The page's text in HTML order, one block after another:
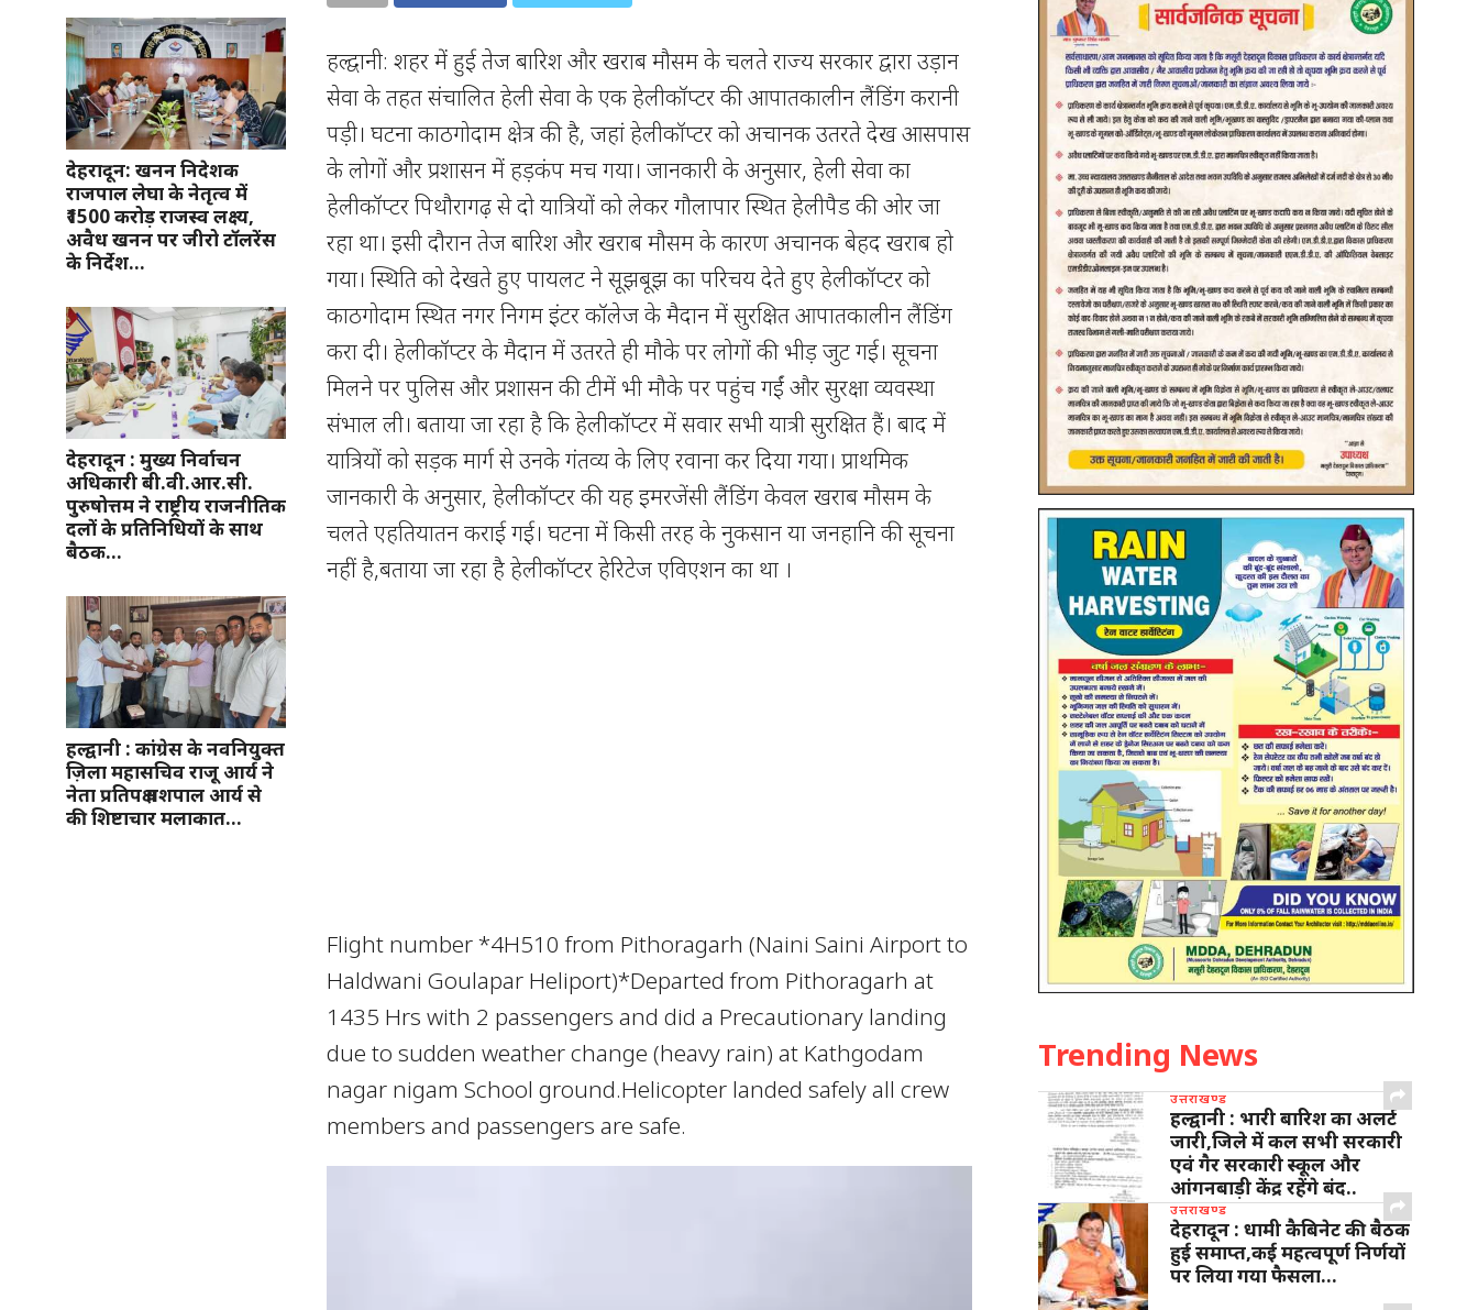
देहरादून: खनन निदेशक
राजपाल लेघा के नेतृत्व में
₹1500 करोड़ राजस्व लक्ष्य,
अवैध खनन पर जीरो टॉलरेंस
के निर्देश…
देहरादून : मुख्य निर्वाचन
अधिकारी बी.वी.आर.सी.
पुरुषोत्तम ने राष्ट्रीय राजनीतिक
दलों के प्रतिनिधियों के साथ
बैठक…
हल्द्वानी : कांग्रेस के नवनियुक्त
ज़िला महासचिव राजू आर्य ने
नेता प्रतिपक्ष यशपाल आर्य से
की शिष्टाचार मलाकात…
हल्द्वानी: शहर में हुई तेज बारिश और खराब मौसम के चलते राज्य सरकार द्वारा उड़ान
सेवा के तहत संचालित हेली सेवा के एक हेलीकॉप्टर की आपातकालीन लैंडिंग करानी
पड़ी। घटना काठगोदाम क्षेत्र की है, जहां हेलीकॉप्टर को अचानक उतरते देख आसपास
के लोगों और प्रशासन में हड़कंप मच गया। जानकारी के अनुसार, हेली सेवा का
हेलीकॉप्टर पिथौरागढ़ से दो यात्रियों को लेकर गौलापार स्थित हेलीपैड की ओर जा
रहा था। इसी दौरान तेज बारिश और खराब मौसम के कारण अचानक बेहद खराब हो
गया। स्थिति को देखते हुए पायलट ने सूझबूझ का परिचय देते हुए हेलीकॉप्टर को
काठगोदाम स्थित नगर निगम इंटर कॉलेज के मैदान में सुरक्षित आपातकालीन लैंडिंग
करा दी। हेलीकॉप्टर के मैदान में उतरते ही मौके पर लोगों की भीड़ जुट गई। सूचना
मिलने पर पुलिस और प्रशासन की टीमें भी मौके पर पहुंच गईं और सुरक्षा व्यवस्था
संभाल ली। बताया जा रहा है कि हेलीकॉप्टर में सवार सभी यात्री सुरक्षित हैं। बाद में
यात्रियों को सड़क मार्ग से उनके गंतव्य के लिए रवाना कर दिया गया। प्राथमिक
जानकारी के अनुसार, हेलीकॉप्टर की यह इमरजेंसी लैंडिंग केवल खराब मौसम के
चलते एहतियातन कराई गई। घटना में किसी तरह के नुकसान या जनहानि की सूचना
नहीं है,बताया जा रहा है हेलीकॉप्टर हेरिटेज एविएशन का था ।
Flight number *4H510 from Pithoragarh (Naini Saini Airport to
Haldwani Goulapar Heliport)*Departed from Pithoragarh at
1435 Hrs with 2 passengers and did a Precautionary landing
due to sudden weather change (heavy rain) at Kathgodam
nagar nigam School ground.Helicopter landed safely all crew
members and passengers are safe.
Trending News
उत्तराखण्ड
हल्द्वानी : भारी बारिश का अलर्ट
जारी,जिले में कल सभी सरकारी
एवं गैर सरकारी स्कूल और
आंगनबाड़ी केंद्र रहेंगे बंद..
उत्तराखण्ड
देहरादून : धामी कैबिनेट की बैठक
हुई समाप्त,कई महत्वपूर्ण निर्णयों
पर लिया गया फैसला…